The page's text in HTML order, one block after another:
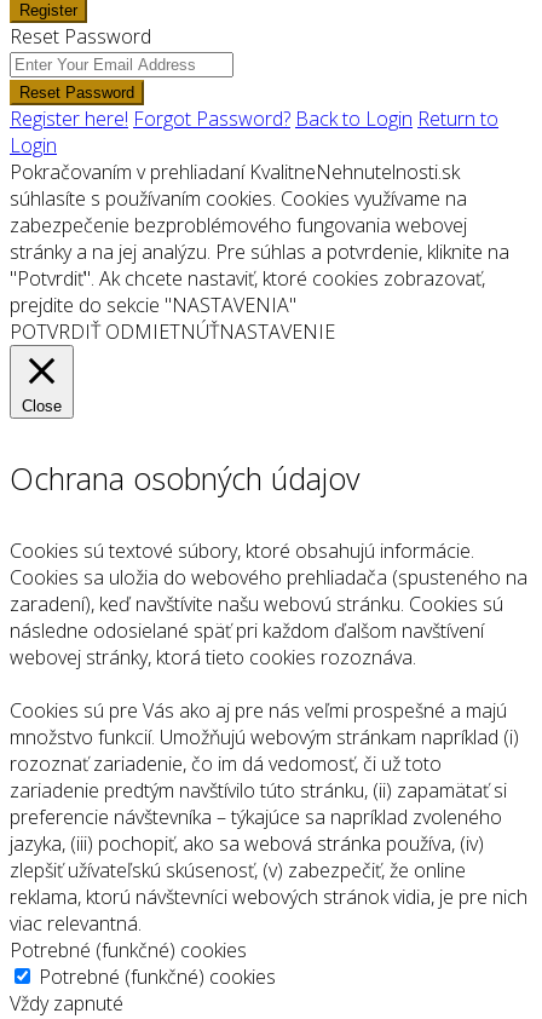
Register
Reset Password
Reset Password
Register here! Forgot Password? Back to Login Return to
Login
Pokračovaním v prehliadaní KvalitneNehnutelnosti.sk
súhlasíte s používaním cookies. Cookies využívame na
zabezpečenie bezproblémového fungovania webovej
stránky a na jej analýzu. Pre súhlas a potvrdenie, kliknite na
"Potvrdiť". Ak chcete nastaviť, ktoré cookies zobrazovať,
prejdite do sekcie "NASTAVENIA"
POTVRDIŤ ODMIETNÚŤNASTAVENIE
Close
Ochrana osobných údajov
Cookies sú textové súbory, ktoré obsahujú informácie.
Cookies sa uložia do webového prehliadača (spusteného na
zaradení), keď navštívite našu webovú stránku. Cookies sú
následne odosielané späť pri každom ďalšom navštívení
webovej stránky, ktorá tieto cookies rozoznáva.
Cookies sú pre Vás ako aj pre nás veľmi prospešné a majú
množstvo funkcií. Umožňujú webovým stránkam napríklad (i)
rozoznať zariadenie, čo im dá vedomosť, či už toto
zariadenie predtým navštívilo túto stránku, (ii) zapamätať si
preferencie návštevníka – týkajúce sa napríklad zvoleného
jazyka, (iii) pochopiť, ako sa webová stránka používa, (iv)
zlepšiť užívateľskú skúsenosť, (v) zabezpečiť, že online
reklama, ktorú návštevníci webových stránok vidia, je pre nich
viac relevantná.
Potrebné (funkčné) cookies
Potrebné (funkčné) cookies
Vždy zapnuté